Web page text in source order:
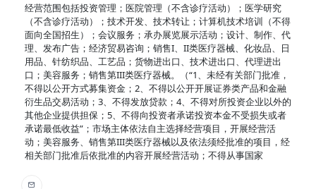
经营范围包括投资管理；医院管理（不含诊疗活动）；医学研究
（不含诊疗活动）；技术开发、技术转让；计算机技术培训（不得
面向全国招生）；会议服务；承办展览展示活动；设计、制作、代
理、发布广告；经济贸易咨询；销售I、II类医疗器械、化妆品、日
用品、针纺织品、工艺品；货物进出口、技术进出口、代理进出
口；美容服务；销售第III类医疗器械。（“1、未经有关部门批准，
不得以公开方式募集资金；2、不得以公开开展证券类产品和金融
衍生品交易活动；3、不得发放贷款；4、不得对所投资企业以外的
其他企业提供担保；5、不得向投资者承诺投资本金不受损失或者
承诺最低收益”；市场主体依法自主选择经营项目，开展经营活
动；美容服务、销售第III类医疗器械以及依法须经批准的项目，经
相关部门批准后依批准的内容开展经营活动；不得从事国家